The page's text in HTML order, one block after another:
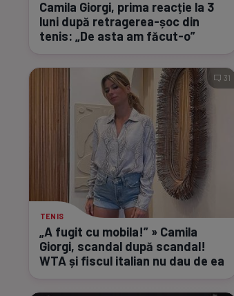
Camila Giorgi, prima reacție la 3
luni după retragerea-șoc din
tenis: „De asta am făcut-o”
TENIS
„A fugit cu mobila!” » Camila
Giorgi, scandal după scandal!
WTA și fiscul italian nu dau de ea
31